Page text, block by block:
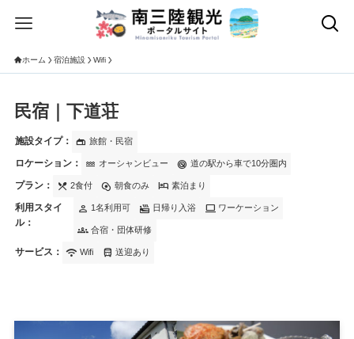
ホーム 宿泊施設 Wifi
民宿｜下道荘
施設タイプ： gite 旅館・民宿
ロケーション： water オーシャンビュー radar 道の駅から車で10分圏内
プラン： local_dining 2食付 egg_alt 朝食のみ hotel 素泊まり
利用スタイ
ル：
person 1名利用可 bath_soak 日帰り入浴 computer ワーケーション
groups 合宿・団体研修
サービス： wifi Wifi directions_bus 送迎あり